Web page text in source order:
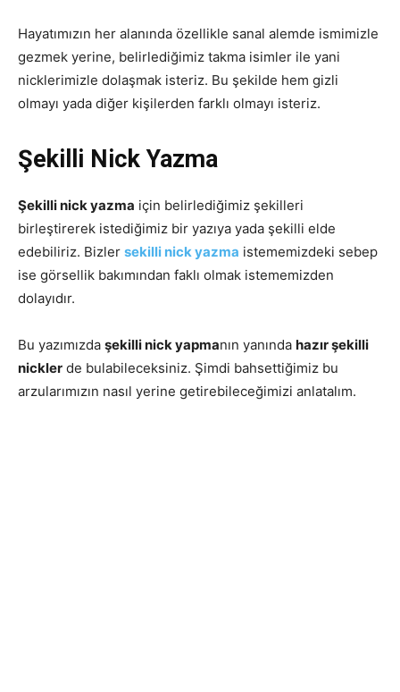
Hayatımızın her alanında özellikle sanal alemde ismimizle
gezmek yerine, belirlediğimiz takma isimler ile yani
nicklerimizle dolaşmak isteriz. Bu şekilde hem gizli
olmayı yada diğer kişilerden farklı olmayı isteriz.
Şekilli Nick Yazma
Şekilli nick yazma için belirlediğimiz şekilleri
birleştirerek istediğimiz bir yazıya yada şekilli elde
edebiliriz. Bizler sekilli nick yazma istememizdeki sebep
ise görsellik bakımından faklı olmak istememizden
dolayıdır.
Bu yazımızda şekilli nick yapmanın yanında hazır şekilli
nickler de bulabileceksiniz. Şimdi bahsettiğimiz bu
arzularımızın nasıl yerine getirebileceğimizi anlatalım.